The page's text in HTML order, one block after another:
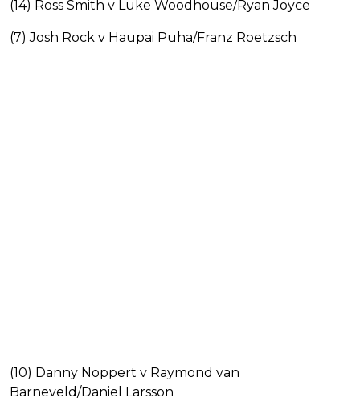
(14) Ross Smith v Luke Woodhouse/Ryan Joyce
(7) Josh Rock v Haupai Puha/Franz Roetzsch
(10) Danny Noppert v Raymond van
Barneveld/Daniel Larsson